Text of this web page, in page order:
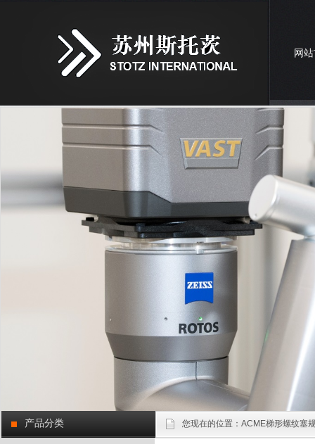
网
联
您现在的位置： ACME梯形螺纹塞
产品分类